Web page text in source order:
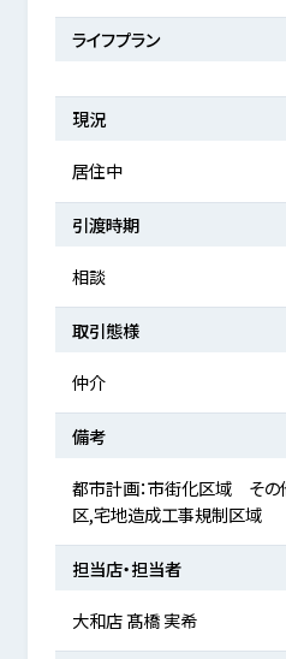
ライフプラン
現況
居住中
引渡時期
相談
取引態様
仲介
備考
都市計画：市街化区域 その
区,宅地造成工事規制区域
担当店・担当者
大和店 髙橋 実希